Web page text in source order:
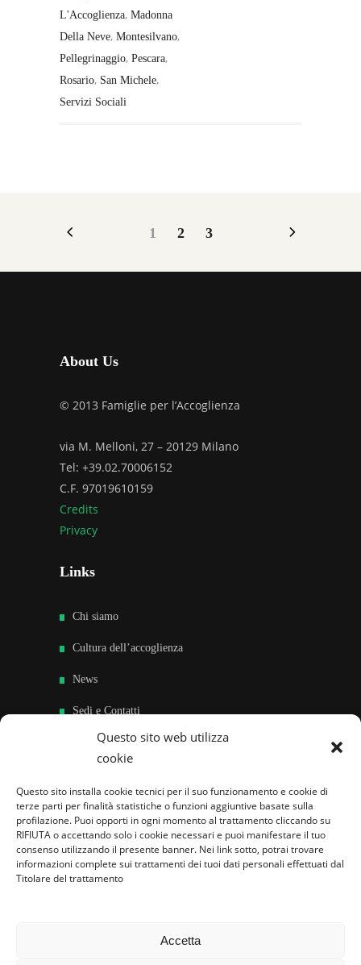
Questo sito web utilizza
cookie
Questo sito installa cookie tecnici per il suo funzionamento e cookie di
terze parti per finalità statistiche o funzioni aggiuntive basate sulla
profilazione. Puoi opporti in ogni momento al trattamento cliccando su
RIFIUTA o accettando solo i cookie necessari e puoi manifestare il tuo
consenso utilizzando il presente banner. Nei link sotto, potrai trovare
informazioni complete sui trattamenti dei tuoi dati personali effettuati dal
Titolare del trattamento
Accetta
L'Accoglienza, Madonna
Della Neve, Montesilvano,
Pellegrinaggio, Pescara,
Rosario, San Michele,
Servizi Sociali
1 2 3
About Us
© 2013 Famiglie per l’Accoglienza
via M. Melloni, 27 – 20129 Milano
Tel: +39.02.70006152
C.F. 97019610159
Credits
Privacy
Links
Chi siamo
Cultura dell’accoglienza
News
Sedi e Contatti
Sostieni
Famiglie per l’accoglienza nel mondo